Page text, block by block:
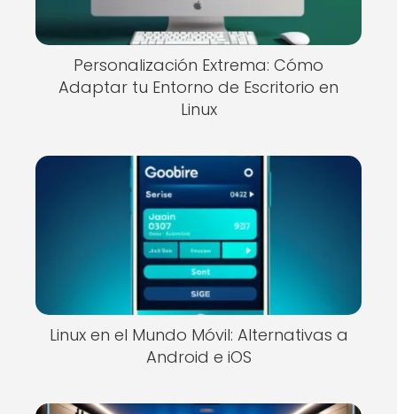
Personalización Extrema: Cómo
Adaptar tu Entorno de Escritorio en
Linux
Linux en el Mundo Móvil: Alternativas a
Android e iOS